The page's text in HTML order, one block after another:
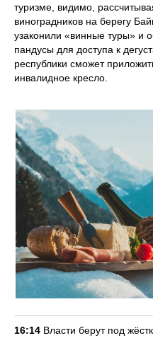
туризме, видимо,
виноградников на берегу
узаконили «винные туры» и
пандусы для доступа к
республики сможет
инвалидное кресло.
16:14 Власти берут под